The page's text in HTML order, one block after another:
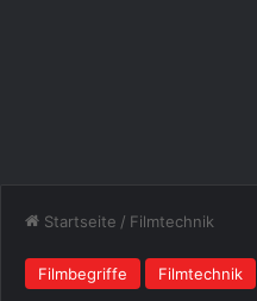
Startseite / Filmtechnik
Filmbegriffe Filmtechnik